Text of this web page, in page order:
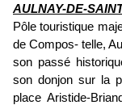
AULNAY-DE-
Pôle touristique
de Compos- telle,
son passé
son donjon sur la
place Aristide-